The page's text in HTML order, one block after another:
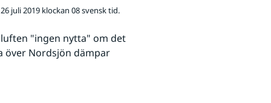
juli 2019 klockan 08 svensk tid.
"ingen nytta" om det
över Nordsjön dämpar